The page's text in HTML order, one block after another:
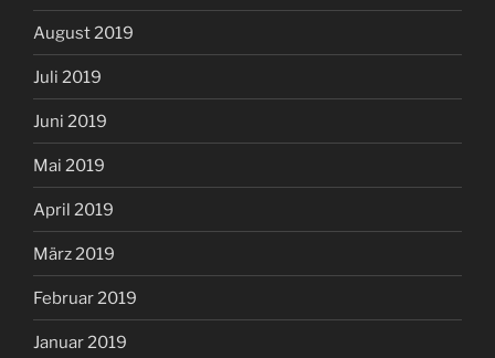
August 2019
Juli 2019
Juni 2019
Mai 2019
April 2019
März 2019
Februar 2019
Januar 2019